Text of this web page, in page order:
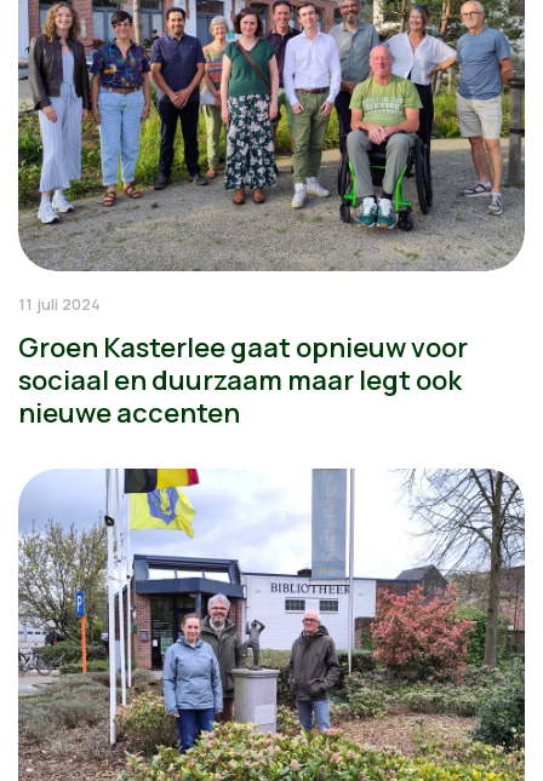
11 juli 2024
Groen Kasterlee gaat opnieuw voor
sociaal en duurzaam maar legt ook
nieuwe accenten